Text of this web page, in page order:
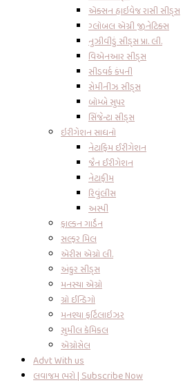
એક્સન હાઇવેજ રાસી સીડ્સ
ગ્લોબલ એગ્રી જીનેટિક્સ
નુઝીવીડું સીડ્સ પ્રા. લી.
વિએનઆર સીડ્સ
સીડવર્ક કંપની
સેમીનીઝ સીડ્સ
બોમ્બે સુપર
સિંજેન્ટા સીડ્સ
ઇરીગેશન સાધનો
નેટાફિમ ઈરીગેશન
જૈન ઈરીગેશન
નેટાફીમ
રિવુંલીસ
અસ્પી
ફાલ્કન ગાર્ડેન
સલ્ફર મિલ
એરીસ એગ્રો લી.
અંકુર સીડ્સ
મનસ્યા એગ્રો
ગ્રો ઈન્ડિગો
મનશ્યા ફર્ટિલાઇઝર
સુમીલ કેમિકલ
એગ્રોસેલ
Advt With us
લવાજમ ભરો | Subscribe Now